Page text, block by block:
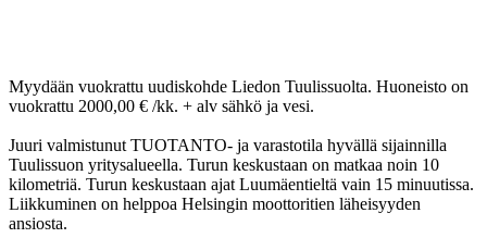
Myydään vuokrattu uudiskohde Liedon Tuulissuolta. Huoneisto on
vuokrattu 2000,00 € /kk. + alv sähkö ja vesi.
Juuri valmistunut TUOTANTO- ja varastotila hyvällä sijainnilla
Tuulissuon yritysalueella. Turun keskustaan on matkaa noin 10
kilometriä. Turun keskustaan ajat Luumäentieltä vain 15 minuutissa.
Liikkuminen on helppoa Helsingin moottoritien läheisyyden
ansiosta.